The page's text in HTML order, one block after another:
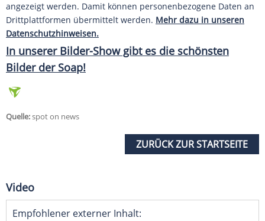
angezeigt werden. Damit können personenbezogene Daten an
Drittplattformen übermittelt werden. Mehr dazu in unseren
Datenschutzhinweisen.
In unserer Bilder-Show gibt es die schönsten
Bilder der Soap!
Quelle:spot on news
ZURÜCK ZUR STARTSEITE
Video
Empfohlener externer Inhalt: